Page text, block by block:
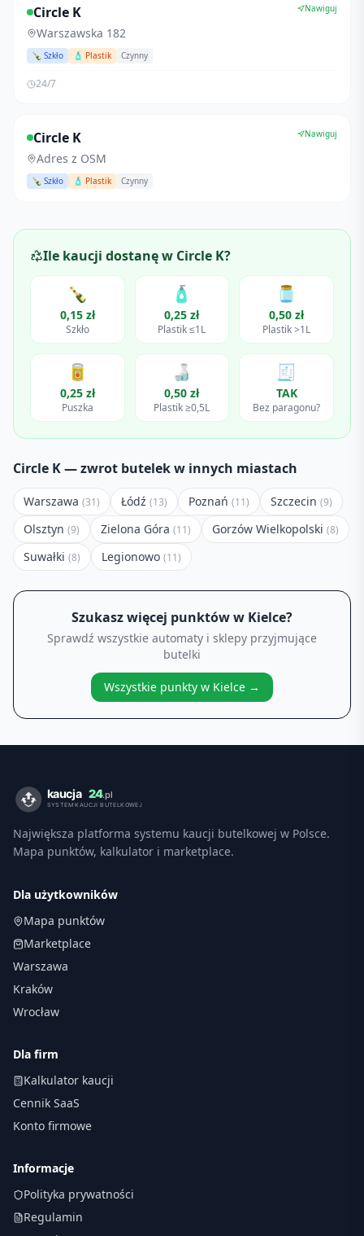
Circle K
Warszawska 182
🍾 Szkło 🧴 Plastik Czynny
Nawiguj
24/7
Circle K
Adres z OSM
🍾 Szkło 🧴 Plastik Czynny
Nawiguj
Ile kaucji dostanę w Circle K?
🍾
0,15 zł
Szkło
🧴
0,25 zł
Plastik ≤1L
🫙
0,50 zł
Plastik >1L
🥫
0,25 zł
Puszka
🍶
0,50 zł
Plastik ≥0,5L
🧾
TAK
Bez paragonu?
Circle K— zwrot butelek w innych miastach
Warszawa (31) Łódź (13) Poznań (11) Szczecin (9)
Olsztyn (9) Zielona Góra (11) Gorzów Wielkopolski (8)
Suwałki (8) Legionowo (11)
Szukasz więcej punktów w Kielce?
Sprawdź wszystkie automaty i sklepy przyjmujące
butelki
Wszystkie punkty w Kielce →
Największa platforma systemu kaucji butelkowej w Polsce.
Mapa punktów, kalkulator i marketplace.
Dla użytkowników
Mapa punktów
Marketplace
Warszawa
Kraków
Wrocław
Dla firm
Kalkulator kaucji
Cennik SaaS
Konto firmowe
Informacje
Polityka prywatności
Regulamin